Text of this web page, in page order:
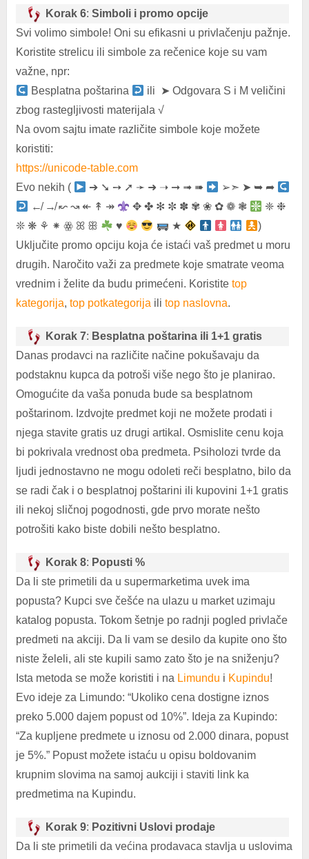
Korak 6: Simboli i promo opcije
Svi volimo simbole! Oni su efikasni u privlačenju pažnje.
Koristite strelicu ili simbole za rečenice koje su vam
važne, npr:
Besplatna poštarina
ili ➤ Odgovara S i M veličini
zbog rastegljivosti materijala √
Na ovom sajtu imate različite simbole koje možete
koristiti:
https://unicode-table.com
Evo nekih (
➔ ➘ ➙ ➚ ➛ ➜ ➝ ➞ ➟ ➠
➢➣ ➤ ➥ ➦
↚ ↛ ↜ ↝ ↞ ↟ ↠
✥ ✤ ✻ ✼ ✽ ✾ ❀ ✿ ❁ ❃
❈ ❉
❊ ❋ ⚘ ⁕ ꙮ ꕤ ꕥ
♥ ★
)
Uključite promo opciju koja će istaći vaš predmet u moru
drugih. Naročito važi za predmete koje smatrate veoma
vrednim i želite da budu primećeni. Koristite top
kategorija, top potkategorija ili top naslovna.
Korak 7: Besplatna poštarina ili 1+1 gratis
Danas prodavci na različite načine pokušavaju da
podstaknu kupca da potroši više nego što je planirao.
Omogućite da vaša ponuda bude sa besplatnom
poštarinom. Izdvojte predmet koji ne možete prodati i
njega stavite gratis uz drugi artikal. Osmislite cenu koja
bi pokrivala vrednost oba predmeta. Psiholozi tvrde da
ljudi jednostavno ne mogu odoleti reči besplatno, bilo da
se radi čak i o besplatnoj poštarini ili kupovini 1+1 gratis
ili nekoj sličnoj pogodnosti, gde prvo morate nešto
potrošiti kako biste dobili nešto besplatno.
Korak 8: Popusti %
Da li ste primetili da u supermarketima uvek ima
popusta? Kupci sve češće na ulazu u market uzimaju
katalog popusta. Tokom šetnje po radnji pogled privlače
predmeti na akciji. Da li vam se desilo da kupite ono što
niste želeli, ali ste kupili samo zato što je na sniženju?
Ista metoda se može koristiti i na Limundu i Kupindu!
Evo ideje za Limundo: “Ukoliko cena dostigne iznos
preko 5.000 dajem popust od 10%”. Ideja za Kupindo:
“Za kupljene predmete u iznosu od 2.000 dinara, popust
je 5%.” Popust možete istaću u opisu boldovanim
krupnim slovima na samoj aukciji i staviti link ka
predmetima na Kupindu.
Korak 9: Pozitivni Uslovi prodaje
Da li ste primetili da većina prodavaca stavlja u uslovima